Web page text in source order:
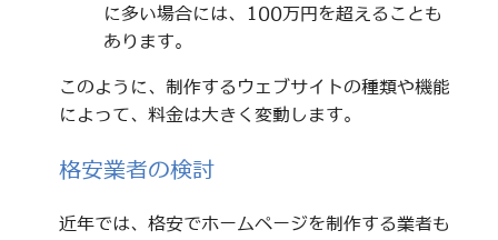
に多い場合には、100万円を超えることも
あります。
このように、制作するウェブサイトの種類や機能
によって、料金は大きく変動します。
格安業者の検討
近年では、格安でホームページを制作する業者も